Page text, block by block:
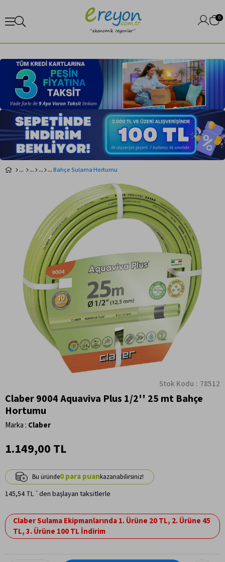
0
Bahçe Sulama Hortumu
Stok Kodu 78512
Claber 9004 Aquaviva Plus 1/2'' 25 mt Bahçe
Hortumu
Marka : Claber
1.149,00 TL
0
145,54 TL `den başlayan taksitlerle
Claber Sulama Ekipmanlarında 1. Ürüne 20 TL, 2. Ürüne 45
TL, 3. Ürüne 100 TL İndirim